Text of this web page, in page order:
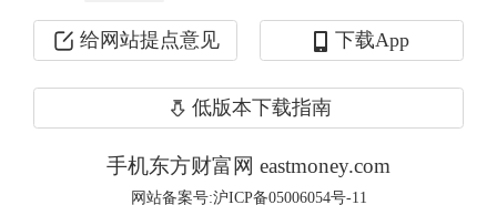
正接受相关部门纪律审查和监察调查。
公司董事和其他高级管理人员均正常履
职，公司生产经营正常。
：控股子公司拟9360万元收购
给网站提点意见 下载App
低版本下载指南
手机东方财富网 eastmoney.com
网站备案号:沪ICP备05006054号-11